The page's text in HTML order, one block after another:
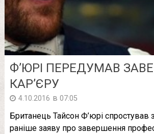
Ф’ЮРІ ПЕРЕДУМАВ
КАР’ЄРУ
4.10.2016 в 07:05
Британець Тайсон Ф’юрі спростував
раніше заяву про завершення